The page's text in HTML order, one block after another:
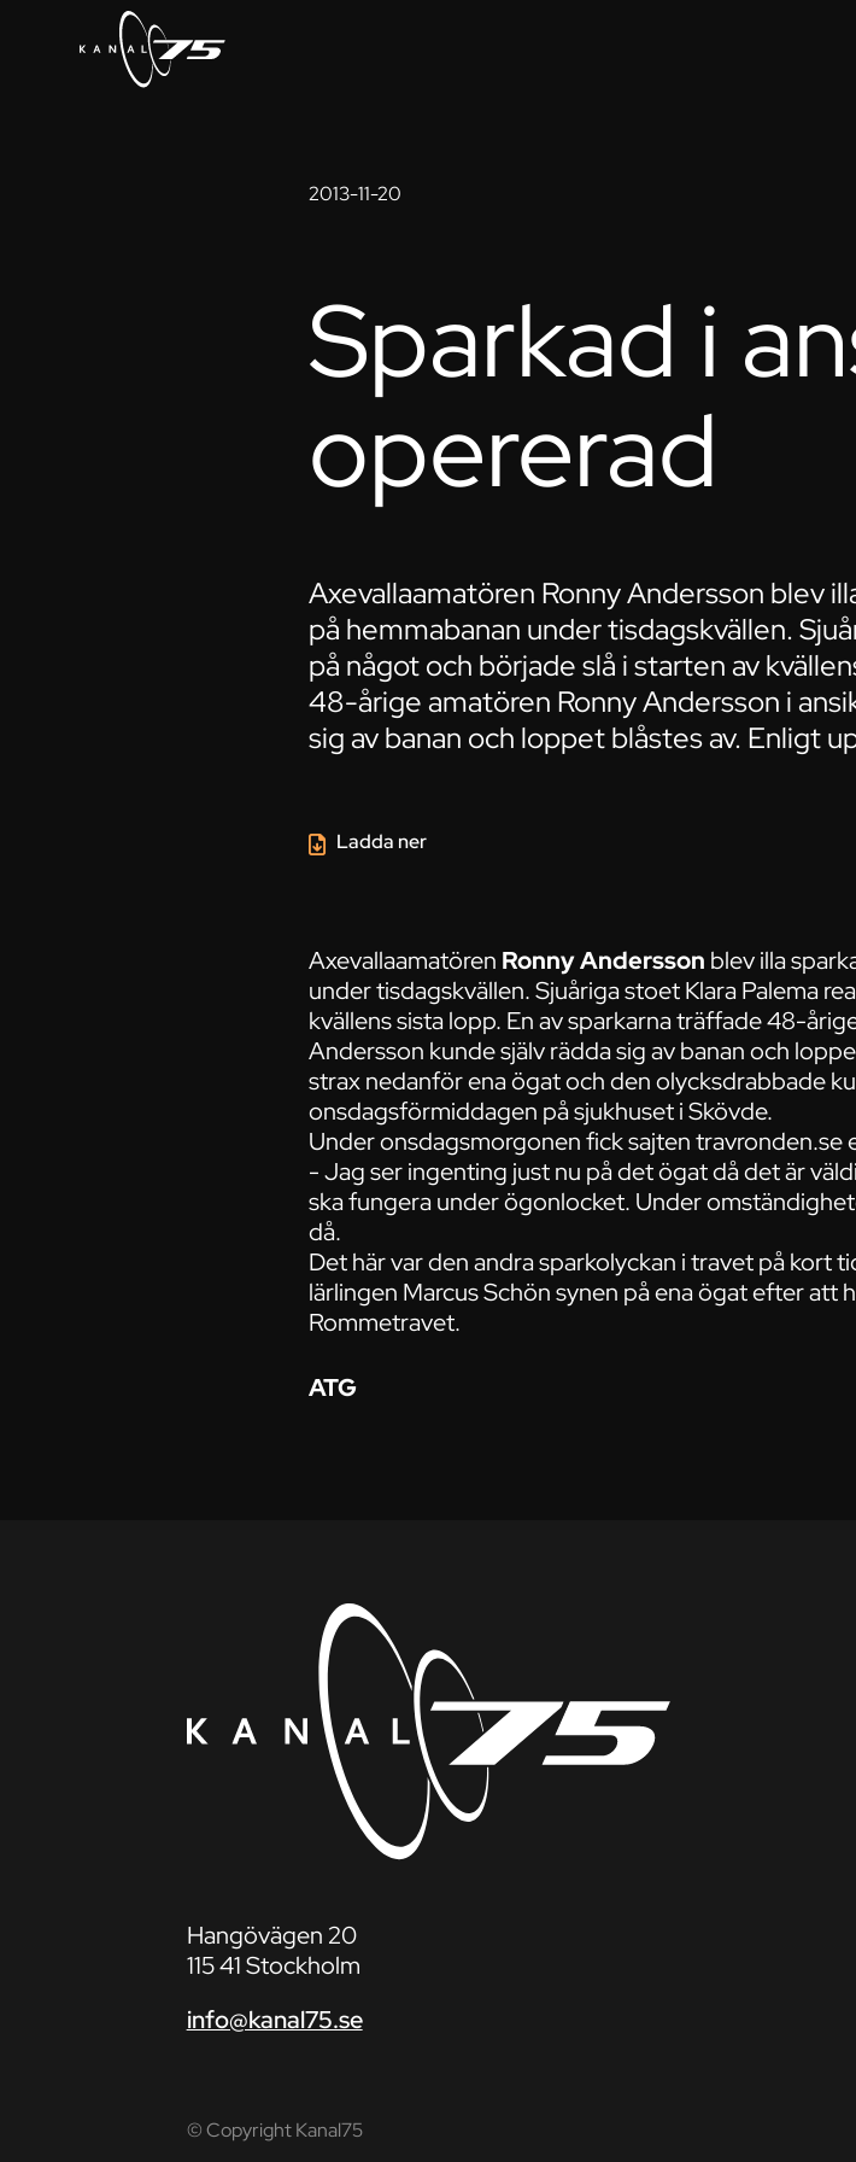
2013-11-20
Sparkad i
opererad
Axevallaamatören Ronny Andersson blev
på hemmabanan under tisdagskvällen.
på något och började slå i starten av
48-årige amatören Ronny Andersson i
sig av banan och loppet blåstes av. Enligt
Axevallaamatören Ronny Andersson blev illa
under tisdagskvällen. Sjuåriga stoet Klara Palema
kvällens sista lopp. En av sparkarna träffade 48-
Andersson kunde själv rädda sig av banan och
strax nedanför ena ögat och den olycksdrabbade
onsdagsförmiddagen på sjukhuset i Skövde.
Under onsdagsmorgonen fick sajten travronden.se
- Jag ser ingenting just nu på det ögat då det är
ska fungera under ögonlocket. Under
då.
Det här var den andra sparkolyckan i travet på kort
lärlingen Marcus Schön synen på ena ögat efter att
Rommetravet.
Ladda ner
ATG
Hangövägen 20
115 41 Stockholm
info@kanal75.se
© Copyright Kanal75